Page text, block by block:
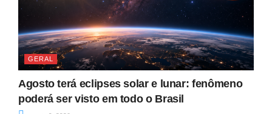
GERAL
Agosto terá eclipses solar e lunar: fenômeno
poderá ser visto em todo o Brasil